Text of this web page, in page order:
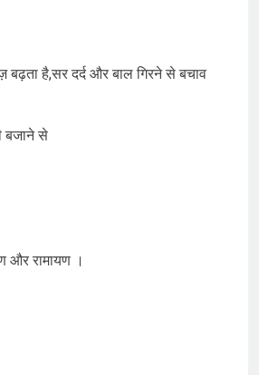
है,सर दर्द और बाल गिरने से बचाव
बजाने से
और रामायण ।